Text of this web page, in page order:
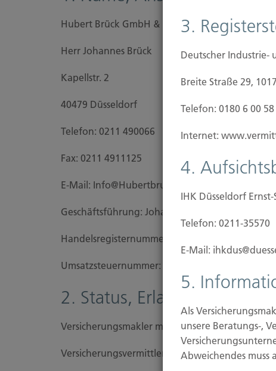
Hubert Brück GmbH & Co. KG seit 1903
Herr Johannes Brück
Kapellstr. 2
40479 Düsseldorf
Telefon: 0211 490066
Fax: 0211 4911125
E-Mail: Info@Hubertbrueck.de
Geschäftsführung: Johannes Brücku. Hartmut
Handels­registernummer / Amtsgericht: 3244
Umsatzsteuer­nummer:
2. Status, Erlaubnis und
Versicherungsmakler mit einer Erlaubnis nach
Versicherungs­vermittler­registernummer: D-
3.
Deutscher Industrie-
Breite Straße 29,
Telefon: 0180 6 00
Internet:
4.
IHK Düsseldorf
Telefon: 0211-35570
E-Mail:
5.
Als
unsere Beratungs-,
Abweichendes muss